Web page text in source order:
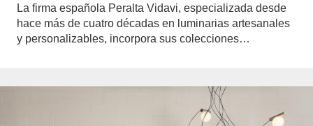
La firma española Peralta Vidavi, especializada desde
hace más de cuatro décadas en luminarias artesanales
y personalizables, incorpora sus colecciones…